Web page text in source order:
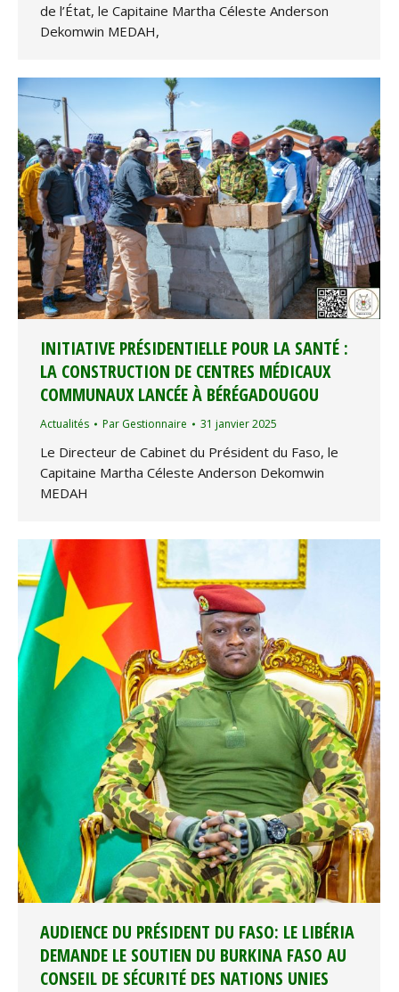
de l’État, le Capitaine Martha Céleste Anderson
Dekomwin MEDAH,
INITIATIVE PRÉSIDENTIELLE POUR LA SANTÉ :
LA CONSTRUCTION DE CENTRES MÉDICAUX
COMMUNAUX LANCÉE À BÉRÉGADOUGOU
Actualités Par Gestionnaire 31 janvier 2025
Le Directeur de Cabinet du Président du Faso, le
Capitaine Martha Céleste Anderson Dekomwin
MEDAH
AUDIENCE DU PRÉSIDENT DU FASO: LE LIBÉRIA
DEMANDE LE SOUTIEN DU BURKINA FASO AU
CONSEIL DE SÉCURITÉ DES NATIONS UNIES